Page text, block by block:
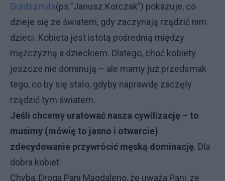
Goldszmita(ps.”Janusz Korczak”) pokazuje, co
dzieje się ze światem, gdy zaczynają rządzić nim
dzieci. Kobieta jest istotą pośrednią między
mężczyzną a dzieckiem. Dlatego, choć kobiety
jeszcze nie dominują – ale mamy już przedsmak
tego, co by się stało, gdyby naprawdę zaczęły
rządzić tym światem.
Jeśli chcemy uratować nasza cywilizację – to
musimy (mówię to jasno i otwarcie)
zdecydowanie przywrócić męską dominację. Dla
dobra kobiet.
Chyba, Droga Pani Magdaleno, że uważa Pani, że